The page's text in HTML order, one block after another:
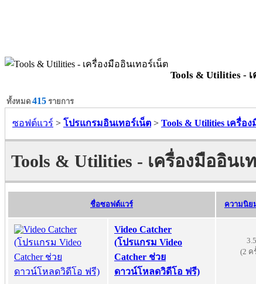
Tools & Utilities -
ทั้งหมด 415 รายการ
ซอฟต์แวร์ > โปรแกรมอินเทอร์เน็ต > Tools & Utilities เครื่อ
Tools & Utilities - เครื่องมืออินเ
ชื่อซอฟต์แวร์ ความนิย
Video Catcher
(โปรแกรม Video
Catcher ช่วย
ดาวน์โหลดวิดีโอ ฟรี)
3.5
(2 ค